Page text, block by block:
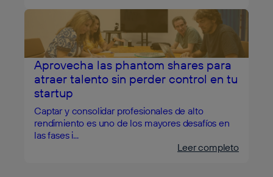
Aprovecha las phantom shares para
atraer talento sin perder control en tu
startup
Captar y consolidar profesionales de alto
rendimiento es uno de los mayores desafíos en
las fases i...
Leer completo